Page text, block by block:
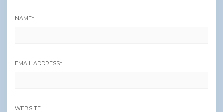
NAME*
EMAIL ADDRESS*
WEBSITE